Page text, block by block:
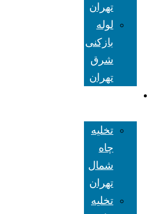
تهران
لوله
بازکنی
شرق
تهران
تخلیه
چاه
شمال
تهران
تخلیه